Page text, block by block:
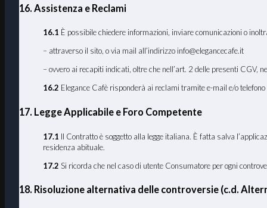
16. Assistenza e Reclami
16.1 È possibile chiedere informazioni, inviare comunicazioni o
– attraverso il sito, o via mail all’indirizzo info@elegancecafe.it
– ovvero ai recapiti indicati, oltre che nell’art. 2 delle presenti CGV,
16.2 Elegance Cafè risponderà ai reclami tramite e-mail e/o
17. Legge Applicabile e Foro Competente
17.1 Il Contratto è soggetto alla legge italiana. È fatta salva
residenza abituale.
17.2 Si ricorda che nel caso di utente Consumatore per ogni
18. Risoluzione alternativa delle controversie (c.d.